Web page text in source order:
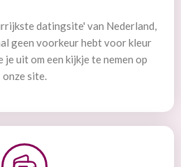
datingsite' van Nederland,
geen voorkeur hebt voor kleur
uit om een kijkje te nemen op
onze site.